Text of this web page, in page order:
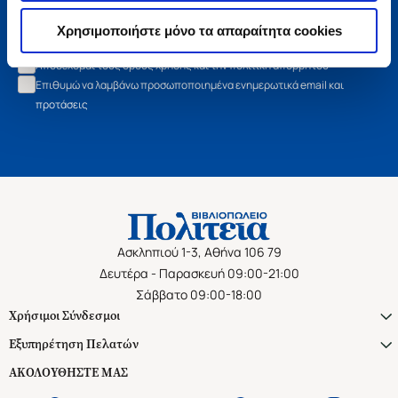
Χρησιμοποιήστε μόνο τα απαραίτητα cookies
Αποδέχομαι τους όρους χρήσης και την πολιτική απορρήτου
Επιθυμώ να λαμβάνω προσωποποιημένα ενημερωτικά email και
προτάσεις
Ασκληπιού 1-3, Αθήνα 106 79
Δευτέρα - Παρασκευή 09:00-21:00
Σάββατο 09:00-18:00
Χρήσιμοι Σύνδεσμοι
Εξυπηρέτηση Πελατών
ΑΚΟΛΟΥΘΗΣΤΕ ΜΑΣ